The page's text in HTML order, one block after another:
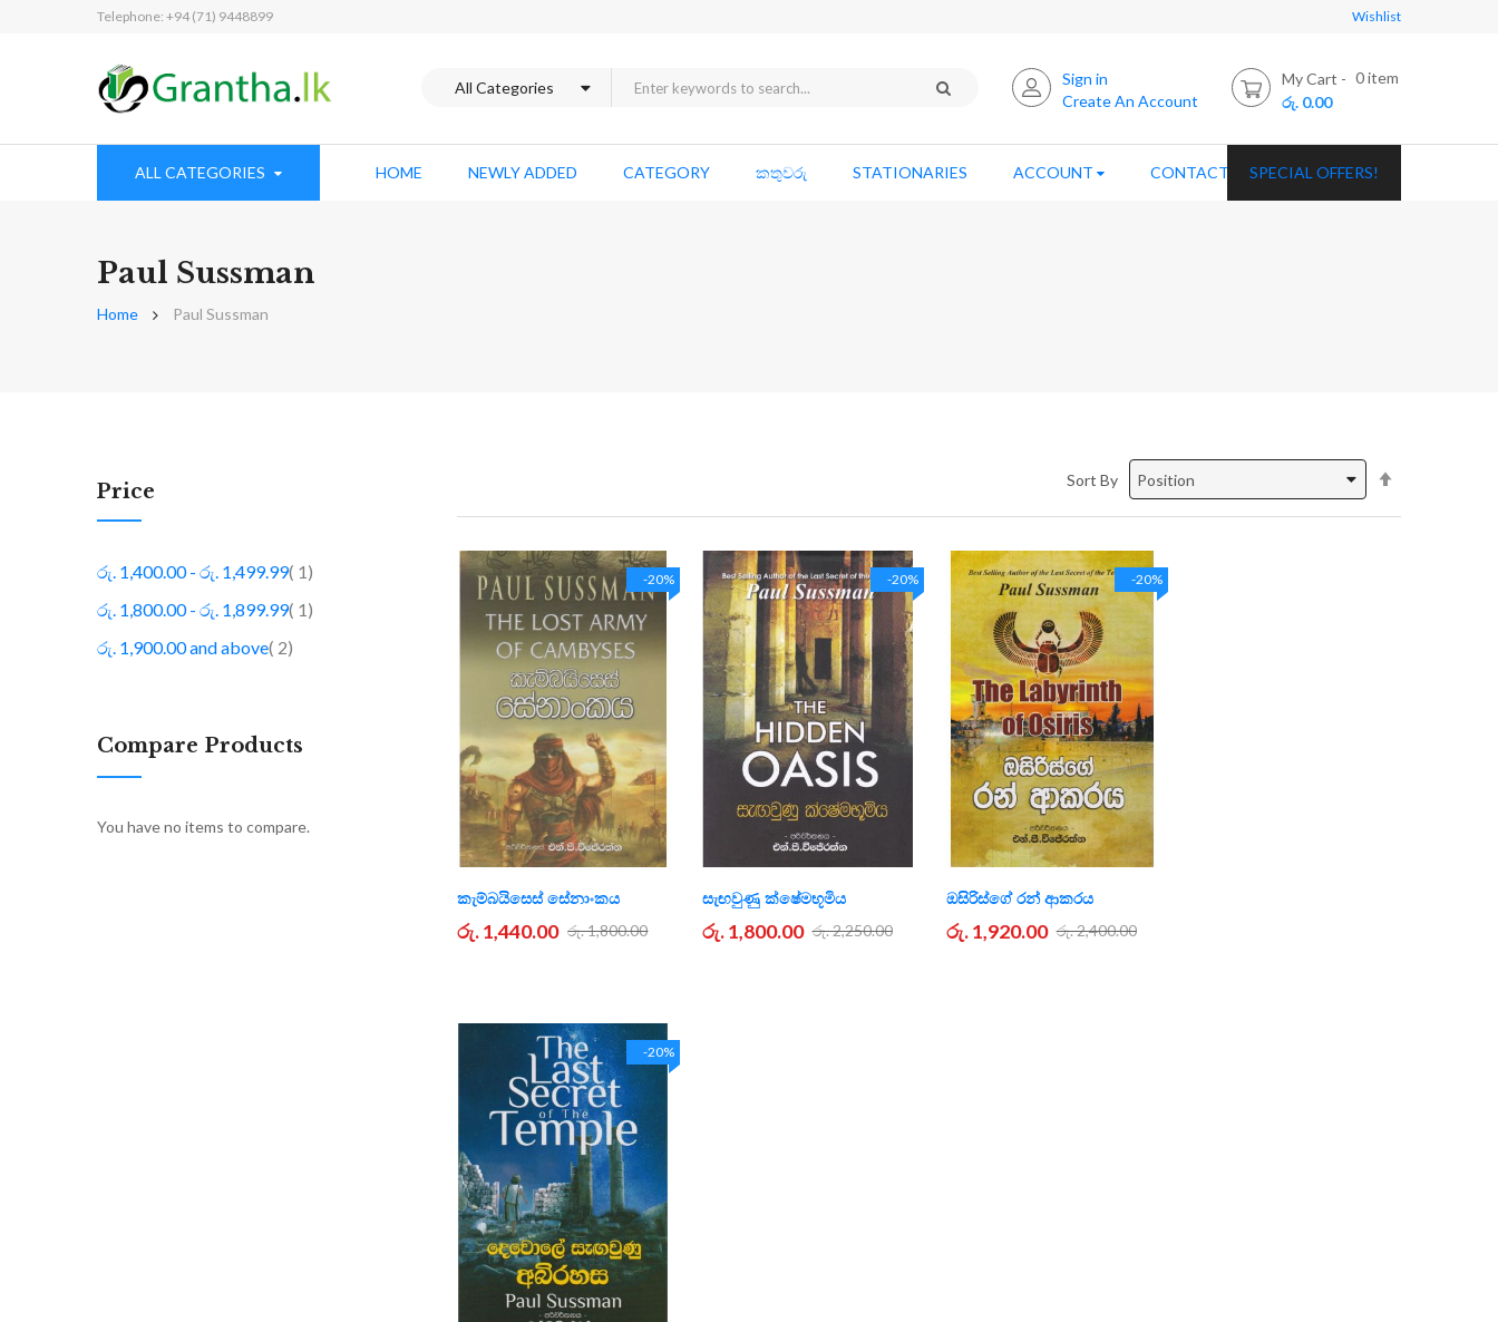
Telephone: +94 (71) 9448899 Wishlist
Sign in
Create An Account
My Cart 0item
රු. 0.00
ALL CATEGORIES HOME NEWLY ADDED CATEGORY කතුවරු STATIONARIES ACCOUNT CONTACT USSPECIAL OFFERS!
Paul Sussman
Home Paul Sussman
Sort By
Direction
-20%
කැම්බයිසෙස් සේනාංකය
රු. 1,440.00 රු. 1,800.00
-20%
සැඟවුණු ක්ෂේමභූමිය
රු. 1,800.00 රු. 2,250.00
-20%
ඔසිරිස්ගේ රන් ආකරය
රු. 1,920.00 රු. 2,400.00
-20%
Price
රු. 1,400.00- රු. 1,499.99 1item
රු. 1,800.00- රු. 1,899.99 1item
රු. 1,900.00and above 2item
Compare Products
You have no items to compare.